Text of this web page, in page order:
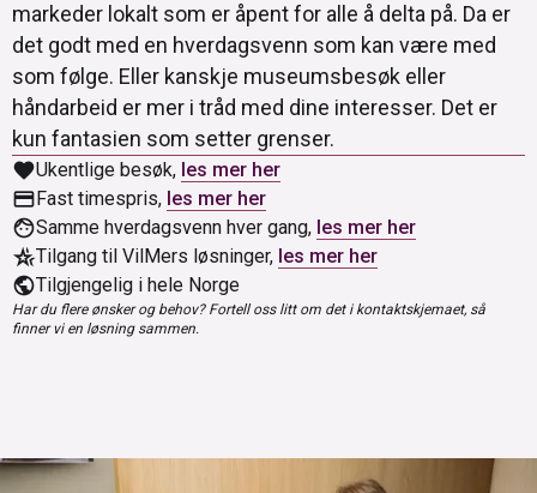
markeder lokalt som er åpent for alle å delta på. Da er
det godt med en hverdagsvenn som kan være med
som følge. Eller kanskje museumsbesøk eller
håndarbeid er mer i tråd med dine interesser. Det er
kun fantasien som setter grenser.
favoriteUkentlige besøk, les mer her
credit_cardFast timespris, les mer her
faceSamme hverdagsvenn hver gang, les mer her
hotel_classTilgang til VilMers løsninger, les mer her
publicTilgjengelig i hele Norge
Har du flere ønsker og behov? Fortell oss litt om det i kontaktskjemaet, så
finner vi en løsning sammen.